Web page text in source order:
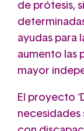
de prótesis,
ayudas para
aumento las
mayor
El proyecto
necesidades